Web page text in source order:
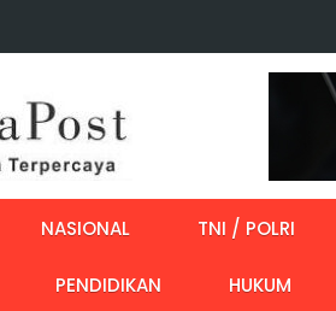
NASIONAL TNI / POLRI
PENDIDIKAN HUKUM